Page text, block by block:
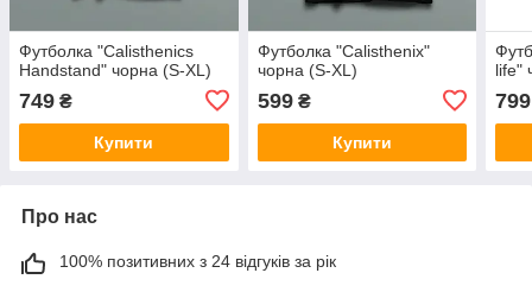
Футболка "Calisthenics
Handstand" чорна (S-XL)
749 ₴
Купити
Футболка "Calisthenix"
чорна (S-XL)
599₴
Купити
life"
799
Про нас
100% позитивних з 24 відгуків за рік